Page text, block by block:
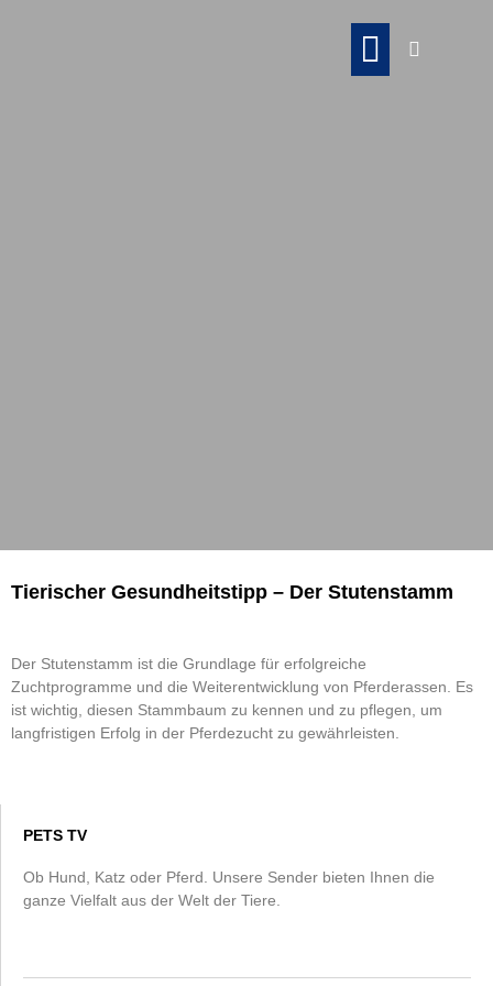
Tierischer Gesundheitstipp – Der Stutenstamm
Der Stutenstamm ist die Grundlage für erfolgreiche
Zuchtprogramme und die Weiterentwicklung von Pferderassen. Es
ist wichtig, diesen Stammbaum zu kennen und zu pflegen, um
langfristigen Erfolg in der Pferdezucht zu gewährleisten.
PETS TV
Ob Hund, Katz oder Pferd. Unsere Sender bieten Ihnen die
ganze Vielfalt aus der Welt der Tiere.